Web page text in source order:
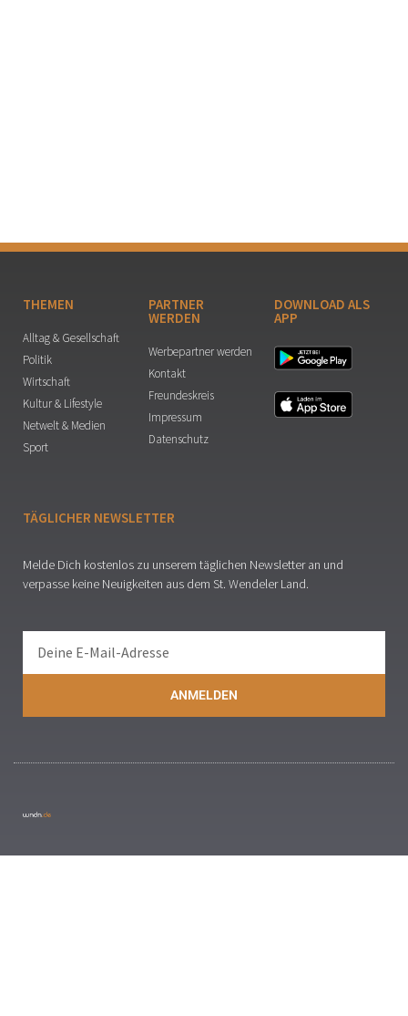
THEMEN
Alltag & Gesellschaft
Politik
Wirtschaft
Kultur & Lifestyle
Netwelt & Medien
Sport
PARTNER
WERDEN
Werbepartner werden
Kontakt
Freundeskreis
Impressum
Datenschutz
DOWNLOAD ALS
APP
TÄGLICHER NEWSLETTER
Melde Dich kostenlos zu unserem täglichen Newsletter an und
verpasse keine Neuigkeiten aus dem St. Wendeler Land.
ANMELDEN